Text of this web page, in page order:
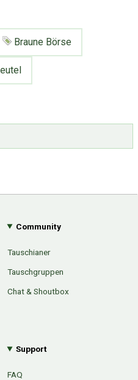
Braune Börse
Community
Tauschianer
Tauschgruppen
Chat & Shoutbox
Support
FAQ